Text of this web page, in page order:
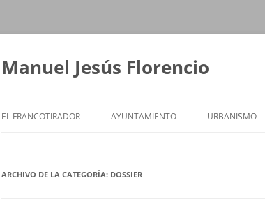
Saltar
Manuel Jesús Florencio
EL FRANCOTIRADOR AYUNTAMIENTO URBANISMO
ARCHIVO DE LA CATEGORÍA: DOSSIER